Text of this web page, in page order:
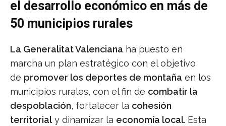
el desarrollo económico en más de
50 municipios rurales
La Generalitat Valenciana ha puesto en
marcha un plan estratégico con el objetivo
de promover los deportes de montaña en los
municipios rurales, con el fin de combatir la
despoblación, fortalecer la cohesión
territorialy dinamizar la economía local. Esta